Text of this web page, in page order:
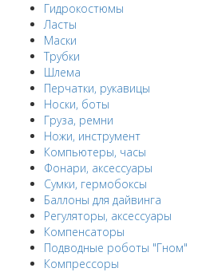
Гидрокостюмы
Ласты
Маски
Трубки
Шлема
Перчатки, рукавицы
Носки, боты
Груза, ремни
Ножи, инструмент
Компьютеры, часы
Фонари, аксессуары
Сумки, гермобоксы
Баллоны для дайвинга
Регуляторы, аксессуары
Компенсаторы
Подводные роботы "Гном"
Компрессоры